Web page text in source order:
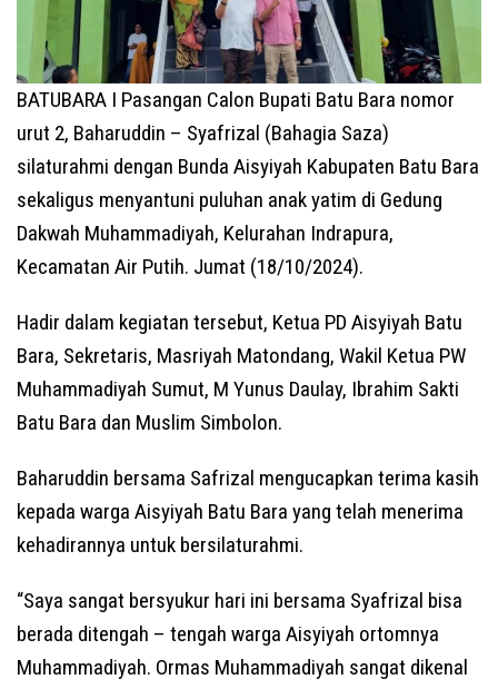
BATUBARA I Pasangan Calon Bupati Batu Bara nomor
urut 2, Baharuddin – Syafrizal (Bahagia Saza)
silaturahmi dengan Bunda Aisyiyah Kabupaten Batu Bara
sekaligus menyantuni puluhan anak yatim di Gedung
Dakwah Muhammadiyah, Kelurahan Indrapura,
Kecamatan Air Putih. Jumat (18/10/2024).
Hadir dalam kegiatan tersebut, Ketua PD Aisyiyah Batu
Bara, Sekretaris, Masriyah Matondang, Wakil Ketua PW
Muhammadiyah Sumut, M Yunus Daulay, Ibrahim Sakti
Batu Bara dan Muslim Simbolon.
Baharuddin bersama Safrizal mengucapkan terima kasih
kepada warga Aisyiyah Batu Bara yang telah menerima
kehadirannya untuk bersilaturahmi.
“Saya sangat bersyukur hari ini bersama Syafrizal bisa
berada ditengah – tengah warga Aisyiyah ortomnya
Muhammadiyah. Ormas Muhammadiyah sangat dikenal